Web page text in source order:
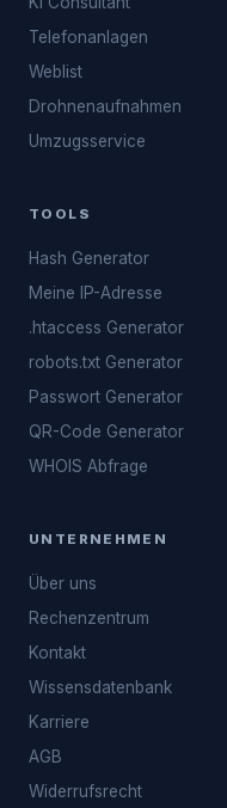
Telefonanlagen
Weblist
Drohnenaufnahmen
Umzugsservice
TOOLS
Hash Generator
Meine IP-Adresse
.htaccess Generator
robots.txt Generator
Passwort Generator
QR-Code Generator
WHOIS Abfrage
UNTERNEHMEN
Über uns
Rechenzentrum
Kontakt
Wissensdatenbank
Karriere
AGB
Widerrufsrecht